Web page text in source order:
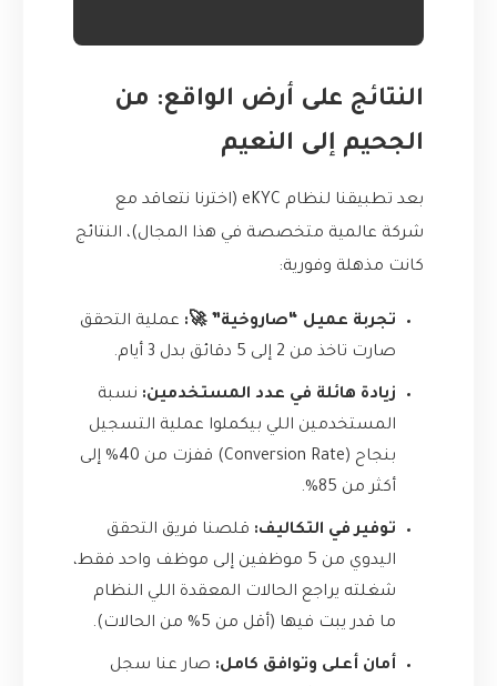
النتائج على أرض الواقع: من
الجحيم إلى النعيم
بعد تطبيقنا لنظام eKYC (اخترنا نتعاقد مع
شركة عالمية متخصصة في هذا المجال)، النتائج
كانت مذهلة وفورية:
تجربة عميل “صاروخية” 🚀: عملية التحقق
صارت تاخذ من 2 إلى 5 دقائق بدل 3 أيام.
زيادة هائلة في عدد المستخدمين: نسبة
المستخدمين اللي بيكملوا عملية التسجيل
بنجاح (Conversion Rate) قفزت من 40% إلى
أكثر من 85%.
توفير في التكاليف: قلصنا فريق التحقق
اليدوي من 5 موظفين إلى موظف واحد فقط،
شغلته يراجع الحالات المعقدة اللي النظام
ما قدر يبت فيها (أقل من 5% من الحالات).
أمان أعلى وتوافق كامل: صار عنا سجل